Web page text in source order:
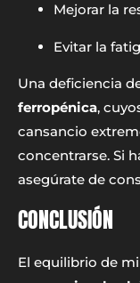
Mejorar la
Evitar la
Una deficiencia
ferropénica,
cansancio
concentrarse. Si
asegúrate de
CONCLUSIÓN
El equilibrio de